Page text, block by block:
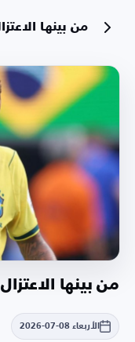
من بينها
من بينها
الأربعاء 08-07-2026